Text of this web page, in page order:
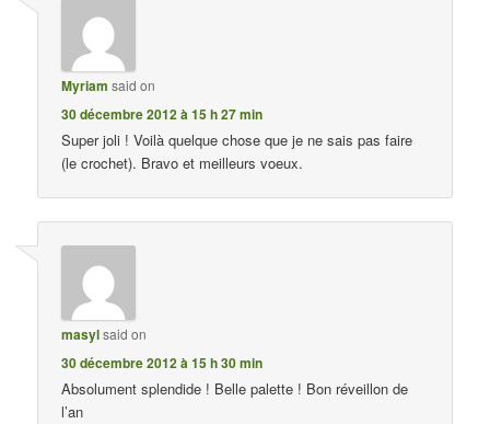
Myriam said on
30 décembre 2012 à 15 h 27 min
Super joli ! Voilà quelque chose que je ne sais pas faire
(le crochet). Bravo et meilleurs voeux.
masylsaid on
30 décembre 2012 à 15 h 30 min
Absolument splendide ! Belle palette ! Bon réveillon de
l’an